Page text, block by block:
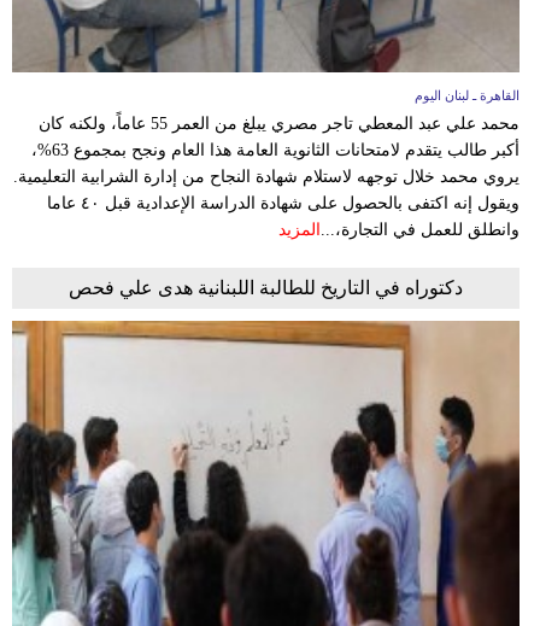
القاهرة ـ لبنان اليوم
محمد علي عبد المعطي تاجر مصري يبلغ من العمر 55 عاماً، ولكنه كان
أكبر طالب يتقدم لامتحانات الثانوية العامة هذا العام ونجح بمجموع 63%،
يروي محمد خلال توجهه لاستلام شهادة النجاح من إدارة الشرابية التعليمية.
ويقول إنه اكتفى بالحصول على شهادة الدراسة الإعدادية قبل ٤٠ عاما
وانطلق للعمل في التجارة،... المزيد
دكتوراه في التاريخ للطالبة اللبنانية هدى علي فحص